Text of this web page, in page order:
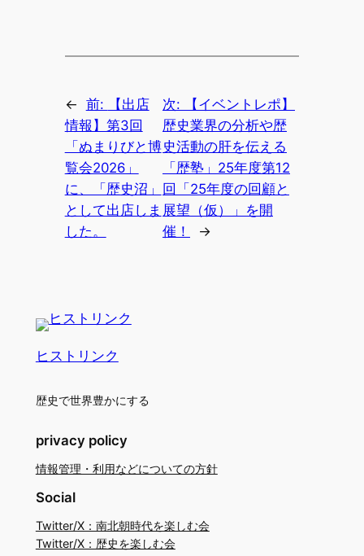
← 前:
【出店
情報】第3回
「ぬまりびと博
覧会2026」
に、「歴史沼」
として出店しま
した。
次:
【イベントレポ】
歴史業界の分析や歴
史活動の肝を伝える
「歴塾」25年度第12
回「25年度の回顧と
展望（仮）」を開
催！
→
ヒストリンク
歴史で世界豊かにする
privacy policy
情報管理・利用などについての方針
Social
Twitter/X：南北朝時代を楽しむ会
Twitter/X：歴史を楽しむ会